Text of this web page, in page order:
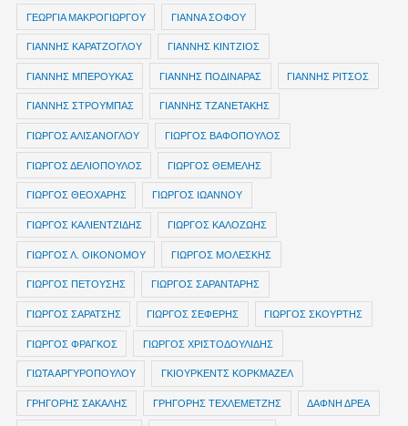
ΓΕΩΡΓΙΑ ΜΑΚΡΟΓΙΩΡΓΟΥ ΓΙΑΝΝΑ ΣΟΦΟΥ
ΓΙΑΝΝΗΣ ΚΑΡΑΤΖΟΓΛΟΥ ΓΙΑΝΝΗΣ ΚΙΝΤΖΙΟΣ
ΓΙΑΝΝΗΣ ΜΠΕΡΟΥΚΑΣ ΓΙΑΝΝΗΣ ΠΟΔΙΝΑΡΑΣ ΓΙΑΝΝΗΣ ΡΙΤΣΟΣ
ΓΙΑΝΝΗΣ ΣΤΡΟΥΜΠΑΣ ΓΙΑΝΝΗΣ ΤΖΑΝΕΤΑΚΗΣ
ΓΙΩΡΓΟΣ ΑΛΙΣΑΝΟΓΛΟΥ ΓΙΩΡΓΟΣ ΒΑΦΟΠΟΥΛΟΣ
ΓΙΩΡΓΟΣ ΔΕΛΙΟΠΟΥΛΟΣ ΓΙΩΡΓΟΣ ΘΕΜΕΛΗΣ
ΓΙΩΡΓΟΣ ΘΕΟΧΑΡΗΣ ΓΙΩΡΓΟΣ ΙΩΑΝΝΟΥ
ΓΙΩΡΓΟΣ ΚΑΛΙΕΝΤΖΙΔΗΣ ΓΙΩΡΓΟΣ ΚΑΛΟΖΩΗΣ
ΓΙΩΡΓΟΣ Λ. ΟΙΚΟΝΟΜΟΥ ΓΙΩΡΓΟΣ ΜΟΛΕΣΚΗΣ
ΓΙΩΡΓΟΣ ΠΕΤΟΥΣΗΣ ΓΙΩΡΓΟΣ ΣΑΡΑΝΤΑΡΗΣ
ΓΙΩΡΓΟΣ ΣΑΡΑΤΣΗΣ ΓΙΩΡΓΟΣ ΣΕΦΕΡΗΣ ΓΙΩΡΓΟΣ ΣΚΟΥΡΤΗΣ
ΓΙΩΡΓΟΣ ΦΡΑΓΚΟΣ ΓΙΩΡΓΟΣ ΧΡΙΣΤΟΔΟΥΛΙΔΗΣ
ΓΙΩΤΑ ΑΡΓΥΡΟΠΟΥΛΟΥ ΓΚΙΟΥΡΚΕΝΤΣ ΚΟΡΚΜΑΖΕΛ
ΓΡΗΓΟΡΗΣ ΣΑΚΑΛΗΣ ΓΡΗΓΟΡΗΣ ΤΕΧΛΕΜΕΤΖΗΣ ΔΑΦΝΗ ΔΡΕΑ